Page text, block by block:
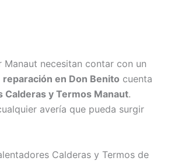
necesitan contar con un
reparación en Don Benito cuenta
Calderas y Termos Manaut.
avería que pueda surgir
Calderas y Termos de